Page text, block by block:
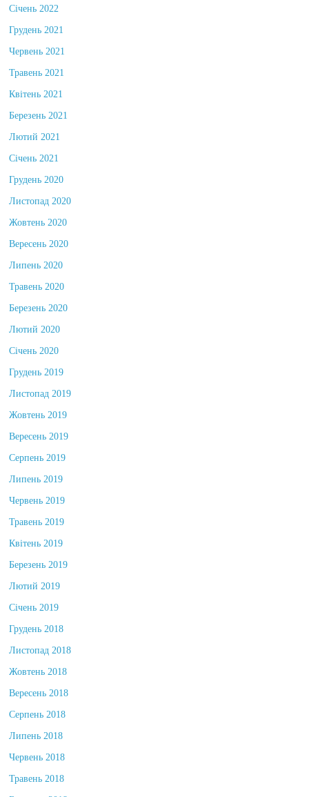
Січень 2022
Грудень 2021
Червень 2021
Травень 2021
Квітень 2021
Березень 2021
Лютий 2021
Січень 2021
Грудень 2020
Листопад 2020
Жовтень 2020
Вересень 2020
Липень 2020
Травень 2020
Березень 2020
Лютий 2020
Січень 2020
Грудень 2019
Листопад 2019
Жовтень 2019
Вересень 2019
Серпень 2019
Липень 2019
Червень 2019
Травень 2019
Квітень 2019
Березень 2019
Лютий 2019
Січень 2019
Грудень 2018
Листопад 2018
Жовтень 2018
Вересень 2018
Серпень 2018
Липень 2018
Червень 2018
Травень 2018